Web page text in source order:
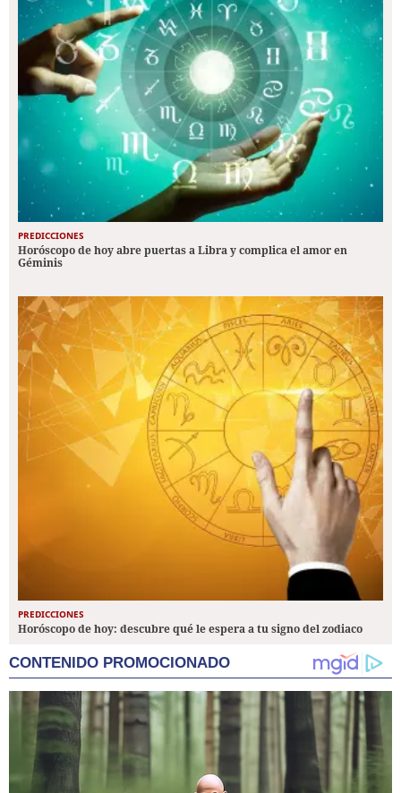
PREDICCIONES
Horóscopo de hoy abre puertas a Libra y complica el amor en
Géminis
PREDICCIONES
Horóscopo de hoy: descubre qué le espera a tu signo del zodiaco
CONTENIDO PROMOCIONADO